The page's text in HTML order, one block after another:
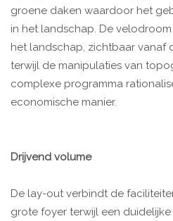
groene daken waardoor het
in het landschap. De
het landschap, zichtbaar vanaf
terwijl de manipulaties van
complexe programma
economische manier.
Drijvend volume
De lay-out verbindt de
grote foyer terwijl een